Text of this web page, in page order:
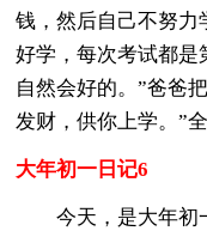
钱，然后自己不努力
好学，每次考试都是
自然会好的。”爸爸
发财，供你上学。”
大年初一日记6
今天，是大年初